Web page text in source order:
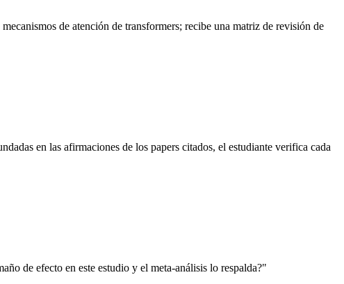
de atención de transformers; recibe una matriz de revisión de
en las afirmaciones de los papers citados, el estudiante verifica cada
de efecto en este estudio y el meta-análisis lo respalda?"